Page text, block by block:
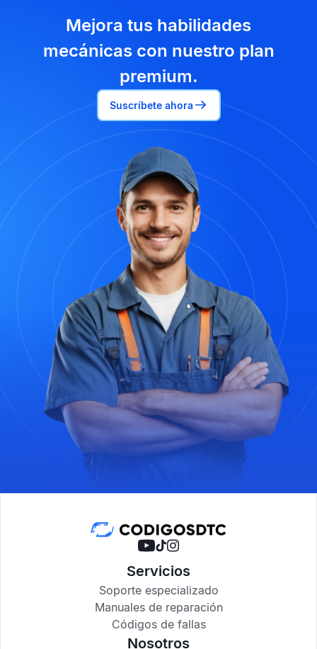
Mejora tus habilidades
mecánicas con nuestro plan
premium.
Suscríbete ahora
Servicios
Soporte especializado
Manuales de reparación
Códigos de fallas
Nosotros